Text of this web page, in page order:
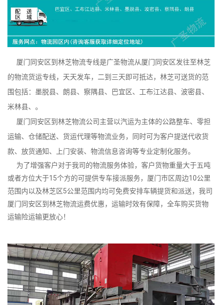
厦门同安区到林芝物流专线是广圣物流从厦门同安区发往至林芝
的物流货运专线，天天发车，二到三天即可抵达，林芝可送货的范
围包括：墨脱县、朗县、察隅县、巴宜区、工布江达县、波密县、
米林县、。
厦门同安区到林芝物流公司主营以汽运为主体的公路整车、零担
运输、仓储配送、货运代理等物流业务，同时可为客户提送代收货
款、放货通知、上门安装、物流信息咨询等专业定制化服务。
为了增强客户对于我司的物流服务体验，客户货物重量大于五吨
或者方位大于15个方的可提供专车接派服务，厦门市区周边10公里
范围内以及林芝区5公里范围内均可免费安排车辆提货和派送，我司
厦门同安区到林芝物流运费优惠，运输时效有保障，全车购买货物
运输险运输更放心！